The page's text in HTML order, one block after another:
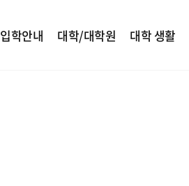
입학안내 대학/대학원 대학 생활